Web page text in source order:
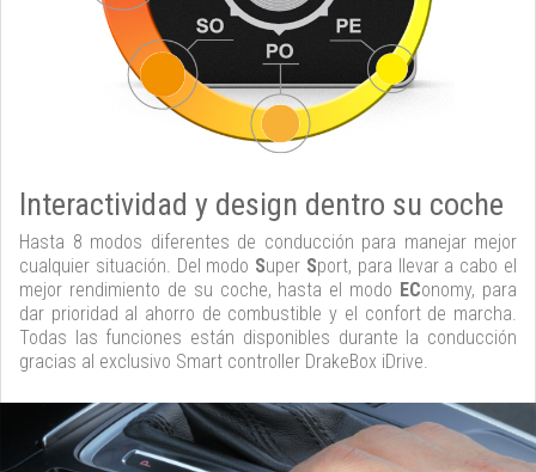
Interactividad y design dentro su coche
Hasta 8 modos diferentes de conducción para manejar mejor
cualquier situación. Del modo Super Sport, para llevar a cabo el
mejor rendimiento de su coche, hasta el modo EConomy, para
dar prioridad al ahorro de combustible y el confort de marcha.
Todas las funciones están disponibles durante la conducción
gracias al exclusivo Smart controller DrakeBox iDrive.